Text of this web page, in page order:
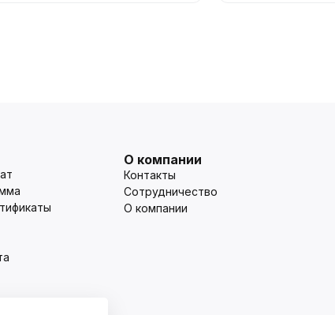
О компании
Контакты
Сотрудничество
О компании